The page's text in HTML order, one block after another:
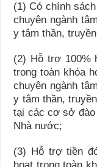
(1) Có chính
chuyên ngành
y tâm thần,
(2) Hỗ trợ 100%
trong toàn khóa
chuyên ngành
y tâm thần,
tại các cơ sở đào
Nhà nước;
(3) Hỗ trợ tiền